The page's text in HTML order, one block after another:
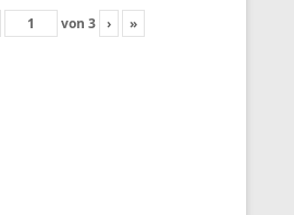
von 3 › »